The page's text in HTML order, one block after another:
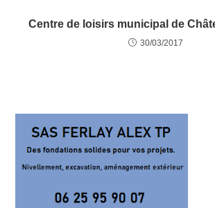
Centre de loisirs municipal de
30/03/2017